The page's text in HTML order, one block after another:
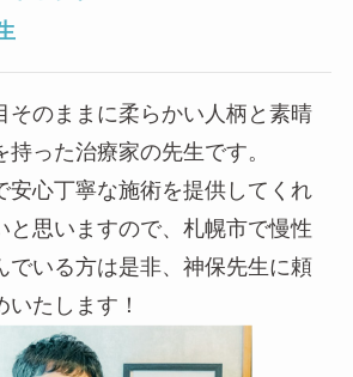
そのままに柔らかい人柄と素晴
持った治療家の先生です。
安心丁寧な施術を提供してくれ
と思いますので、札幌市で慢性
でいる方は是非、神保先生に頼
たします！